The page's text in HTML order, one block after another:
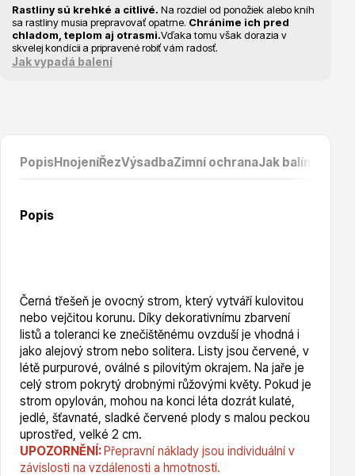
Vzrostlé stromy
Nářadí, příslušenství
Postřiky, přípravky
Hortenzie
Rastliny sú krehké a citlivé. Na rozdiel od ponožiek alebo kníh
sa rastliny musia prepravovať opatrne. Chránime ich pred
chladom, teplom aj otrasmi.Vďaka tomu však dorazia v
skvelej kondícii a pripravené robiť vám radosť.
Jak vypadá balení
PopisHnojeníŘezVýsadbaZimní ochranaJak balíme
Popis
Černá třešeň je ovocný strom, který vytváří kulovitou
nebo vejčitou korunu. Díky dekorativnímu zbarvení
listů a toleranci ke znečištěnému ovzduší je vhodná i
jako alejový strom nebo solitera. Listy jsou červené, v
létě purpurové, oválné s pilovitým okrajem. Na jaře je
celý strom pokrytý drobnými růžovými květy. Pokud je
strom opylován, mohou na konci léta dozrát kulaté,
jedlé, šťavnaté, sladké červené plody s malou peckou
uprostřed, velké 2 cm.
UPOZORNĚNÍ:Přepravní náklady jsou individuální v
závislosti na vzdálenosti a hmotnosti.